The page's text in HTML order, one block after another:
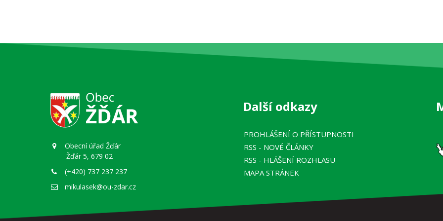
Obecní úřad Žďár
Žďár 5, 679 02
(+420) 737 237 237
mikulasek@ou-zdar.cz
Další odkazy
PROHLÁŠENÍ O PŘÍSTUPNOSTI
RSS - NOVÉ ČLÁNKY
RSS - HLÁŠENÍ ROZHLASU
MAPA STRÁNEK